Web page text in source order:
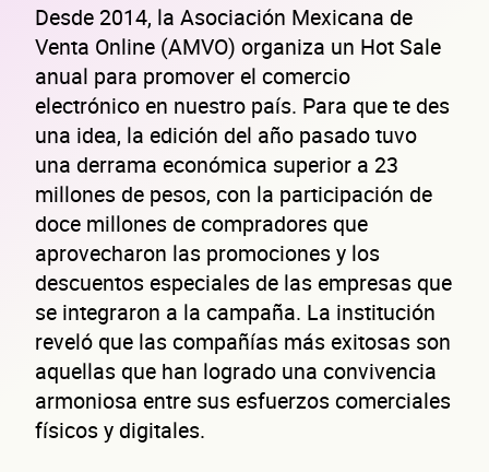
Desde 2014, la Asociación Mexicana de
Venta Online (AMVO) organiza un Hot Sale
anual para promover el comercio
electrónico en nuestro país. Para que te des
una idea, la edición del año pasado tuvo
una derrama económica superior a 23
millones de pesos, con la participación de
doce millones de compradores que
aprovecharon las promociones y los
descuentos especiales de las empresas que
se integraron a la campaña. La institución
reveló que las compañías más exitosas son
aquellas que han logrado una convivencia
armoniosa entre sus esfuerzos comerciales
físicos y digitales.